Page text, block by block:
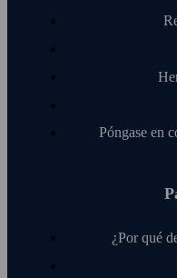
Póngase en
¿Por qué